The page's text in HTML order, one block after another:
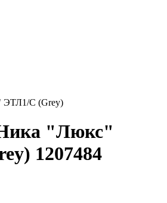
ЭТЛ1/С (Grey)
"Люкс"
1207484